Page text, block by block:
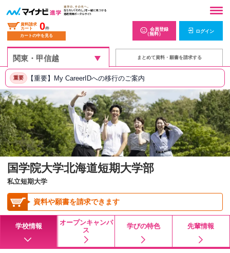
資料請求
カート
0件
カートの中を見る
会員登録
（無料）
ログイン
まとめて資料・願書を請求する
重要 【重要】My CareerIDへの移行のご案内
国学院大学北海道短期大学部
私立短期大学
資料や願書を請求できます
学校情報
オープンキャンパ
ス
学びの特色 先輩情報